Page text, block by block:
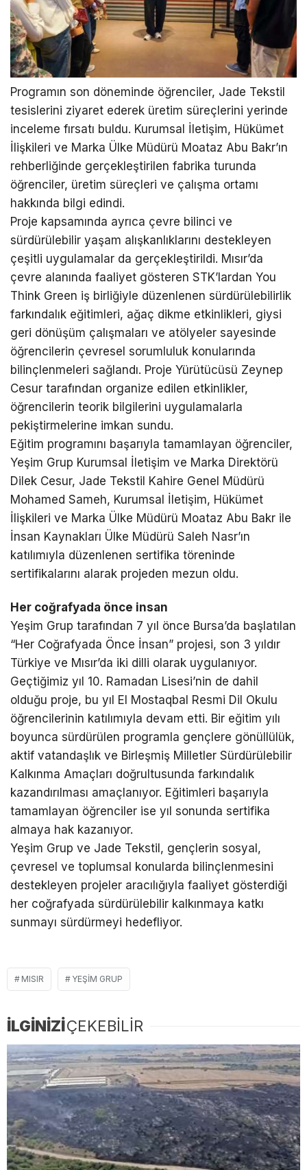
Programın son döneminde öğrenciler, Jade Tekstil
tesislerini ziyaret ederek üretim süreçlerini yerinde
inceleme fırsatı buldu. Kurumsal İletişim, Hükümet
İlişkileri ve Marka Ülke Müdürü Moataz Abu Bakr’ın
rehberliğinde gerçekleştirilen fabrika turunda
öğrenciler, üretim süreçleri ve çalışma ortamı
hakkında bilgi edindi.
Proje kapsamında ayrıca çevre bilinci ve
sürdürülebilir yaşam alışkanlıklarını destekleyen
çeşitli uygulamalar da gerçekleştirildi. Mısır’da
çevre alanında faaliyet gösteren STK’lardan You
Think Green iş birliğiyle düzenlenen sürdürülebilirlik
farkındalık eğitimleri, ağaç dikme etkinlikleri, giysi
geri dönüşüm çalışmaları ve atölyeler sayesinde
öğrencilerin çevresel sorumluluk konularında
bilinçlenmeleri sağlandı. Proje Yürütücüsü Zeynep
Cesur tarafından organize edilen etkinlikler,
öğrencilerin teorik bilgilerini uygulamalarla
pekiştirmelerine imkan sundu.
Eğitim programını başarıyla tamamlayan öğrenciler,
Yeşim Grup Kurumsal İletişim ve Marka Direktörü
Dilek Cesur, Jade Tekstil Kahire Genel Müdürü
Mohamed Sameh, Kurumsal İletişim, Hükümet
İlişkileri ve Marka Ülke Müdürü Moataz Abu Bakr ile
İnsan Kaynakları Ülke Müdürü Saleh Nasr’ın
katılımıyla düzenlenen sertifika töreninde
sertifikalarını alarak projeden mezun oldu.
Her coğrafyada önce insan
Yeşim Grup tarafından 7 yıl önce Bursa’da başlatılan
“Her Coğrafyada Önce İnsan” projesi, son 3 yıldır
Türkiye ve Mısır’da iki dilli olarak uygulanıyor.
Geçtiğimiz yıl 10. Ramadan Lisesi’nin de dahil
olduğu proje, bu yıl El Mostaqbal Resmi Dil Okulu
öğrencilerinin katılımıyla devam etti. Bir eğitim yılı
boyunca sürdürülen programla gençlere gönüllülük,
aktif vatandaşlık ve Birleşmiş Milletler Sürdürülebilir
Kalkınma Amaçları doğrultusunda farkındalık
kazandırılması amaçlanıyor. Eğitimleri başarıyla
tamamlayan öğrenciler ise yıl sonunda sertifika
almaya hak kazanıyor.
Yeşim Grup ve Jade Tekstil, gençlerin sosyal,
çevresel ve toplumsal konularda bilinçlenmesini
destekleyen projeler aracılığıyla faaliyet gösterdiği
her coğrafyada sürdürülebilir kalkınmaya katkı
sunmayı sürdürmeyi hedefliyor.
MISIR YEŞIM GRUP
İLGİNİZİÇEKEBİLİR